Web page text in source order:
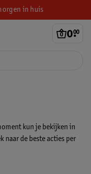
in huis
0.
00
kun je bekijken in
naar de beste acties per